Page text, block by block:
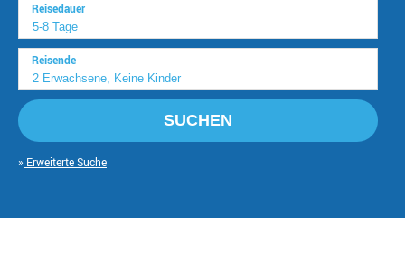
Reisedauer
Reisende
SUCHEN
Erweiterte Suche